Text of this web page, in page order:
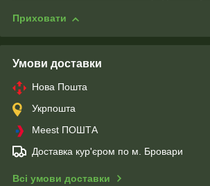
Приховати
Умови доставки
Нова Пошта
Укрпошта
Meest ПОШТА
Доставка кур'єром по м. Бровари
Всі умови доставки